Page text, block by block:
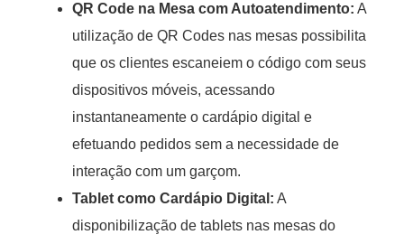
QR Code na Mesa com Autoatendimento: A
utilização de QR Codes nas mesas possibilita
que os clientes escaneiem o código com seus
dispositivos móveis, acessando
instantaneamente o cardápio digital e
efetuando pedidos sem a necessidade de
interação com um garçom.
Tablet como Cardápio Digital: A
disponibilização de tablets nas mesas do